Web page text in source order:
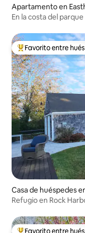
Apartamento en
En la costa del
Favorito entre
Favorito entre
Casa de huéspedes
Refugio en Rock
Favorito entre